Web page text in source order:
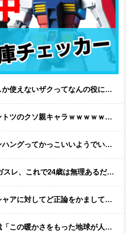
ザクってなんの役に立つ設定なんだ？
ソ親キャラｗｗｗｗｗｗｗｗｗｗｗｗ
こいいようでいて実は全然かっこよくないのでは？
レ、これで24歳は無理あるだろ…
ど正論をかましてしまうｗｗｗｗｗｗｗｗｗｗ
もった地球が人間さえ破壊するんだ（汗だく）」